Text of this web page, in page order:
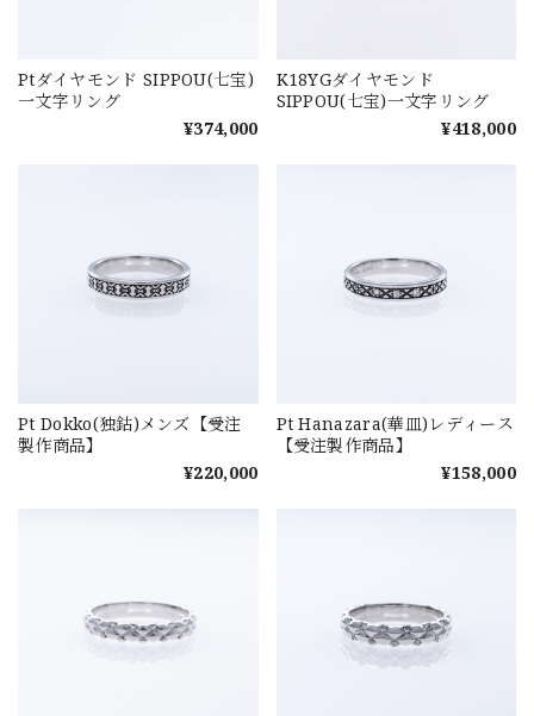
Ptダイヤモンド SIPPOU(七宝)
一文字リング
¥374,000
K18YGダイヤモンド
SIPPOU(七宝)一文字リング
¥418,000
Pt Dokko(独鈷)メンズ【受注
製作商品】
¥220,000
Pt Hanazara(華皿)レディース
【受注製作商品】
¥158,000